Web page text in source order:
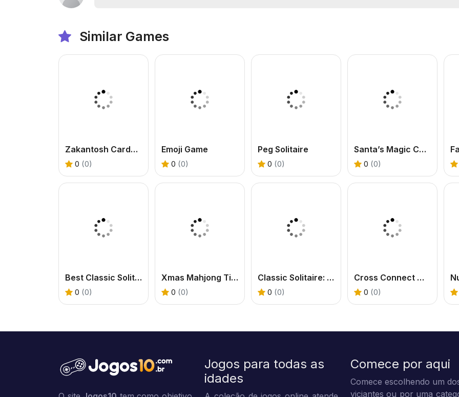
Similar Games
Zakantosh Cardgame Lite
0 (0)
Emoji Game
0 (0)
Peg Solitaire
0 (0)
Santa’s Magic Christmas
0 (0)
Best Classic Solitaire
0 (0)
Xmas Mahjong Tiles 2023
0 (0)
Classic Solitaire: Time and Score
0 (0)
Cross Connect Word
0 (0)
Jogos para todas as
idades
Comece por aqui
Comece escolhendo um
viciantes ou por uma